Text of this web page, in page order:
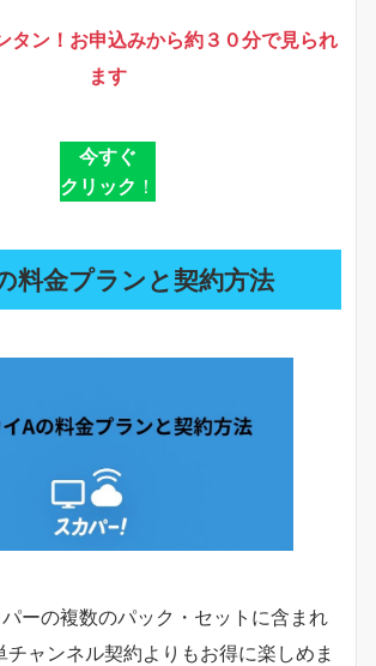
タン！お申込みから約３０分で見られ
ます
今すぐ
クリック ！
料金プランと契約方法
ーの複数のパック・セットに含まれ
チャンネル契約よりもお得に楽しめま